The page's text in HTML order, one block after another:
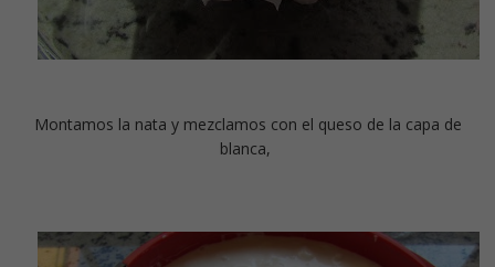
Montamos la nata y mezclamos con el queso de la capa de
blanca,